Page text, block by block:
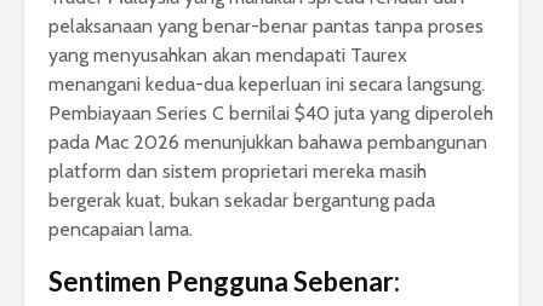
pelaksanaan yang benar-benar pantas tanpa proses
yang menyusahkan akan mendapati Taurex
menangani kedua-dua keperluan ini secara langsung.
Pembiayaan Series C bernilai $40 juta yang diperoleh
pada Mac 2026 menunjukkan bahawa pembangunan
platform dan sistem proprietari mereka masih
bergerak kuat, bukan sekadar bergantung pada
pencapaian lama.
Sentimen Pengguna Sebenar: